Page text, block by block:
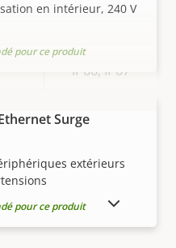
IP66, IP67
free, PVC
en intérieur, 240 V
pour ce produit
Surge
extérieurs
pour ce produit
ABANDONNÉS